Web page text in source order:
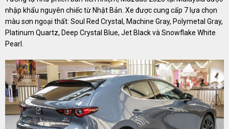
nhập khẩu nguyên chiếc từ Nhật Bản. Xe được cung cấp 7 lựa chọn
màu sơn ngoại thất: Soul Red Crystal, Machine Gray, Polymetal Gray,
Platinum Quartz, Deep Crystal Blue, Jet Black và Snowflake White
Pearl.